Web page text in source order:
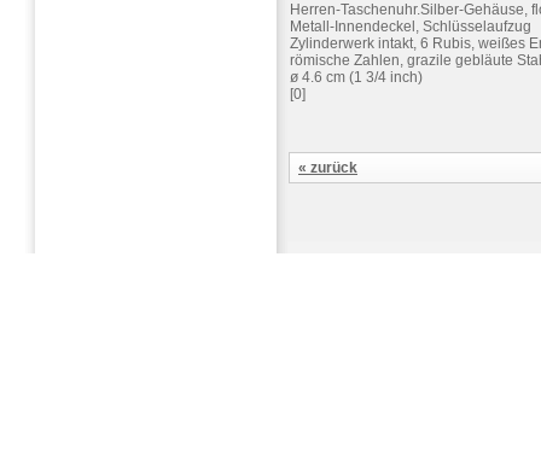
Herren-Taschenuhr.Silber-Gehäuse,
Metall-Innendeckel, Schlüsselaufzug
Zylinderwerk intakt, 6 Rubis, weißes
römische Zahlen, grazile gebläute
ø 4.6 cm (1 3/4 inch)
[0]
« zurück